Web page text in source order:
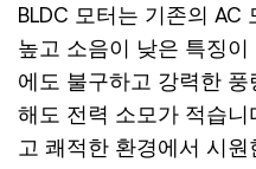
BLDC 모터는 기존의 AC
높고 소음이 낮은 특징
에도 불구하고 강력한
해도 전력 소모가 적습
고 쾌적한 환경에서 시